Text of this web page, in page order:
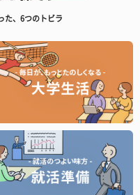
た、6つのトビラ